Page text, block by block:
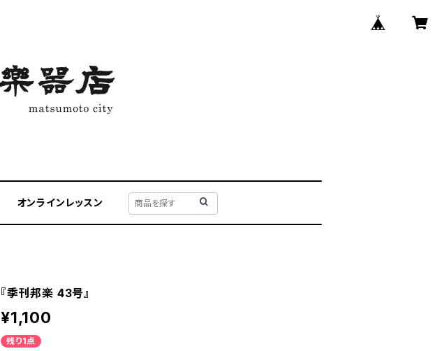
オンラインレッスン
『季刊邦楽 43号』
¥1,100
残り1点